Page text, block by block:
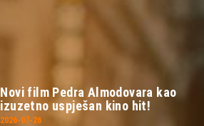
Novi film Pedra Almodovara kao
izuzetno uspješan kino hit!
2026-07-26